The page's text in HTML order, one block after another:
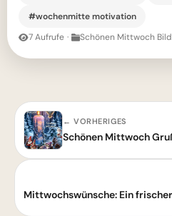
#wochenmitte motivation
7 Aufrufe · Schönen Mittwoch
← VORHERIGES
Schönen Mittwoch